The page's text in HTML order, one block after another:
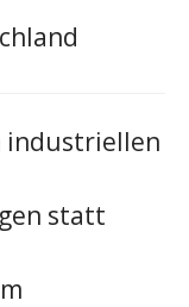
industriellen
statt